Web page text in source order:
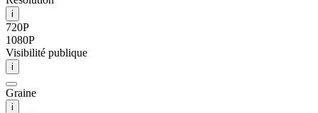
i
720P
1080P
Visibilité publique
i
Graine
i